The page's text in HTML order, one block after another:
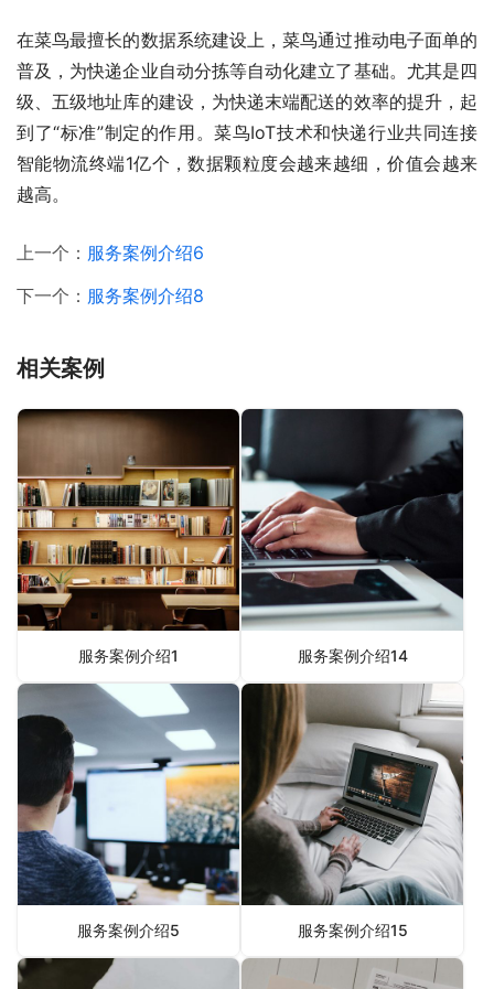
在菜鸟最擅长的数据系统建设上，菜鸟通过推动电子面单的
普及，为快递企业自动分拣等自动化建立了基础。尤其是四
级、五级地址库的建设，为快递末端配送的效率的提升，起
到了“标准”制定的作用。菜鸟IoT技术和快递行业共同连接
智能物流终端1亿个，数据颗粒度会越来越细，价值会越来
越高。
上一个： 服务案例介绍6
下一个： 服务案例介绍8
相关案例
服务案例介绍1 服务案例介绍14
服务案例介绍5 服务案例介绍15